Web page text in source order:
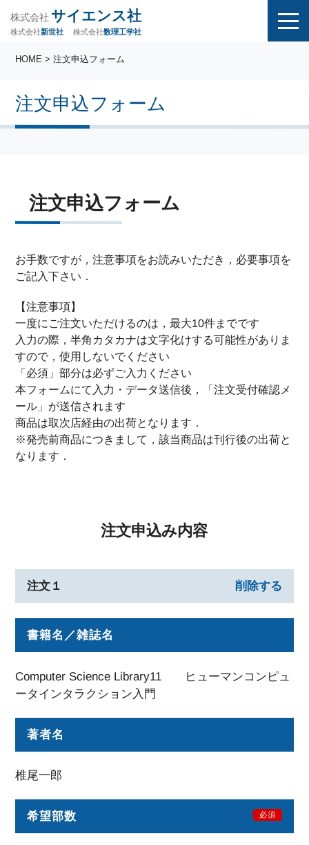
株式会社 サイエンス社
株式会社新世社 株式会社数理工学社
注文申込フォーム
HOME > 注文申込フォーム
注文申込フォーム
お手数ですが，注意事項をお読みいただき，必要事項を
ご記入下さい．
【注意事項】
一度にご注文いただけるのは，最大10件までです
入力の際，半角カタカナは文字化けする可能性がありま
すので，使用しないでください
「必須」部分は必ずご入力ください
本フォームにて入力・データ送信後，「注文受付確認メ
ール」が送信されます
商品は取次店経由の出荷となります．
※発売前商品につきまして，該当商品は刊行後の出荷と
なります．
注文申込み内容
注文１ 削除する
書籍名／雑誌名
Computer Science Library11 ヒューマンコンピュ
ータインタラクション入門
著者名
椎尾一郎
希望部数 必須